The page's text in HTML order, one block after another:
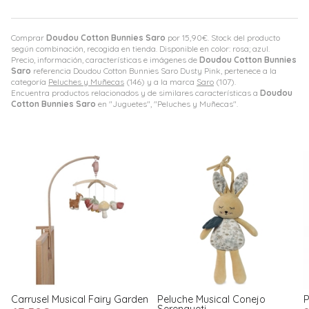
Comprar Doudou Cotton Bunnies Saro por 15,90€ . Stock del producto
según combinación, recogida en tienda. Disponible en color: rosa; azul.
Precio, información, características e imágenes de Doudou Cotton Bunnies
Saro referencia Doudou Cotton Bunnies Saro Dusty Pink, pertenece a la
categoría Peluches y Muñecas (146) y a la marca Saro (107).
Encuentra productos relacionados y de similares características a Doudou
Cotton Bunnies Saro en "Juguetes", "Peluches y Muñecas".
Garden Peluche Musical Conejo Peluche Musical